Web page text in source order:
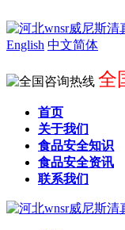
English 中文简体
全
首页
关于我们
食品安全知识
食品安全资讯
联系我们